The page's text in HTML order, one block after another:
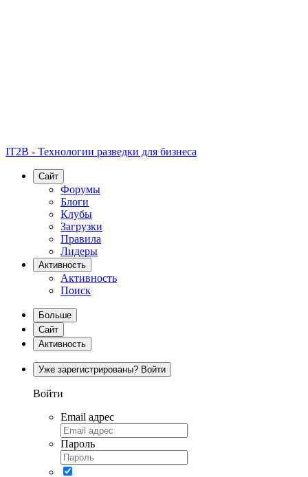
IT2B - Технологии разведки для бизнеса
Сайт
Форумы
Блоги
Клубы
Загрузки
Правила
Лидеры
Активность
Активность
Поиск
Больше
Сайт
Активность
Уже зарегистрированы? Войти
Войти
Email адрес
Пароль